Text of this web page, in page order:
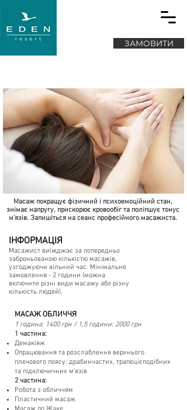
ЗАМОВИТИ
Масаж покращує фізичний і психоемоційний стан,
знімає напругу, прискорює кровообіг та поліпшує тонус
м'язів. Запишіться на сеанс професійного масажиста.
ІНФОРМАЦІЯ
Масажист виїжджає за попередньо
заброньованою кількістю масажів,
узгоджуючи вільний час. Мінімальне
замовлення - 2 години (можна
включити різні види масажу або різну
кількість людей).
МАСАЖ ОБЛИЧЧЯ
1 година: 1400 грн / 1,5 години: 2000 грн
1 частина:
Демакіяж
Опрацювання та розслаблення верхнього
плечового поясу: драбинчастих, трапецієподібних
та підключичних м'язів
2 частина:
Робота з обличчям
Пластичний масаж